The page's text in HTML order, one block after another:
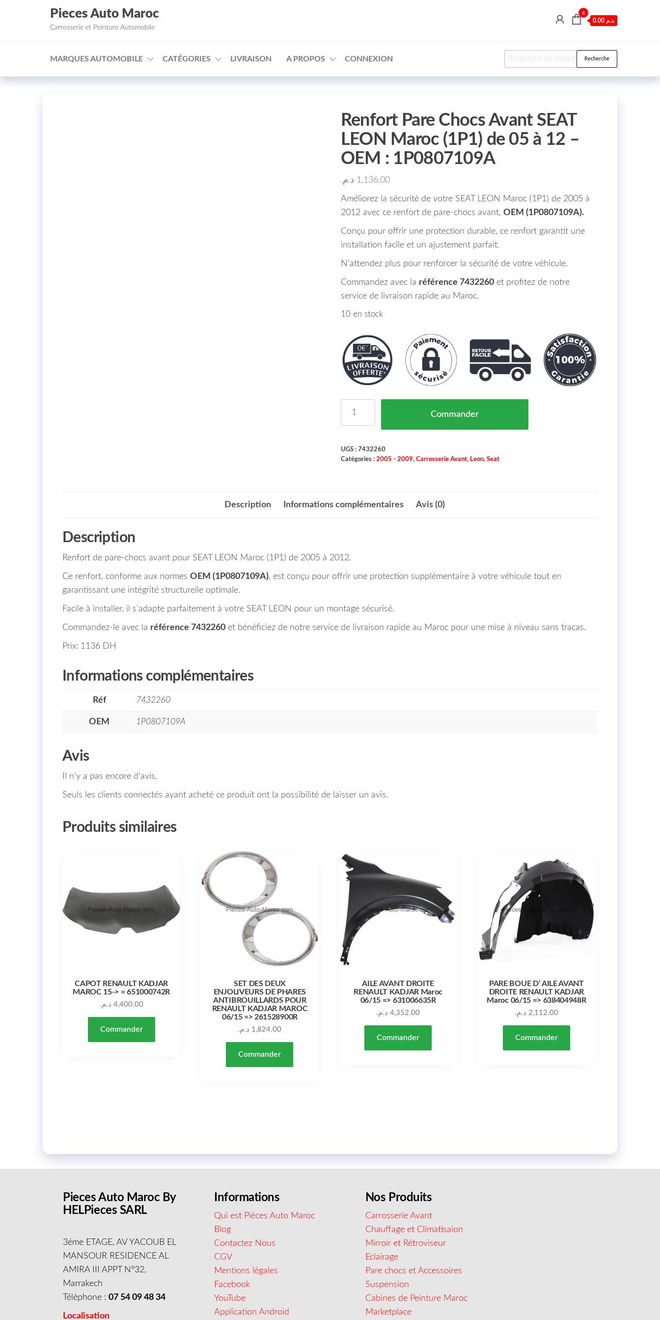
□
Aller au contenu
Pieces Auto Maroc
Carrosserie et Peinture Automobile
0
0.00 د.م.
MARQUES AUTOMOBILE CATÉGORIES LIVRAISON A PROPOS CONNEXION Recherche pour : Recherche
Renfort Pare Chocs Avant SEAT
LEON Maroc (1P1) de 05 à 12 –
OEM : 1P0807109A
1,136.00 د.م.
Améliorez la sécurité de votre SEAT LEON Maroc (1P1) de 2005 à
2012 avec ce renfort de pare-chocs avant, OEM (1P0807109A).
Conçu pour offrir une protection durable, ce renfort garantit une
installation facile et un ajustement parfait.
N’attendez plus pour renforcer la sécurité de votre véhicule.
Commandez avec la référence 7432260et profitez de notre
service de livraison rapide au Maroc.
10 en stock
Commander
UGS : 7432260
Catégories : 2005 - 2009, Carrosserie Avant, Leon, Seat
Description Informations complémentaires Avis (0)
Description
Renfort de pare-chocs avant pour SEAT LEON Maroc (1P1) de 2005 à 2012.
Ce renfort, conforme aux normes OEM (1P0807109A), est conçu pour offrir une protection supplémentaire à votre véhicule tout en
garantissant une intégrité structurelle optimale.
Facile à installer, il s’adapte parfaitement à votre SEAT LEON pour un montage sécurisé.
Commandez-le avec la référence 7432260 et bénéficiez de notre service de livraison rapide au Maroc pour une mise à niveau sans tracas.
Prix: 1136 DH
Informations complémentaires
Réf 7432260
OEM 1P0807109A
Avis
Il n’y a pas encore d’avis.
Seuls les clients connectés ayant acheté ce produit ont la possibilité de laisser un avis.
Produits similaires
CAPOT RENAULT KADJAR
MAROC 15-> = 651000742R
4,400.00 د.م.
Commander
SET DES DEUX
ENJOLIVEURS DE PHARES
ANTIBROUILLARDS POUR
RENAULT KADJAR MAROC
06/15 => 261528900R
1,824.00 د.م.
Commander
AILE AVANT DROITE
RENAULT KADJAR Maroc
06/15 => 631006635R
4,352.00 د.م.
Commander
PARE BOUE D’ AILE AVANT
DROITE RENAULT KADJAR
Maroc 06/15 => 638404948R
2,112.00 د.م.
Commander
Pieces Auto Maroc By
HELPieces SARL
3éme ETAGE, AV YACOUB EL
MANSOUR RESIDENCE AL
AMIRA III APPT N°32,
Marrakech
Téléphone :07 54 09 48 34
Localisation
Informations
Qui est Pièces Auto Maroc
Blog
Contactez Nous
CGV
Mentions légales
Facebook
YouTube
Application Android
Nos Produits
Carrosserie Avant
Chauffage et Climatisaion
Mirroir et Rétroviseur
Eclairage
Pare chocs et Accessoires
Suspension
Cabines de Peinture Maroc
Marketplace